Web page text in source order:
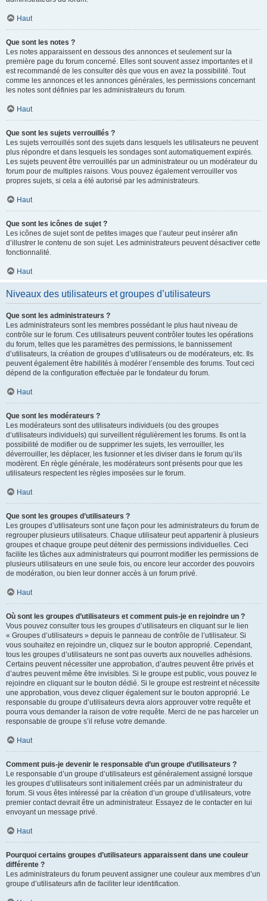
Haut
Que sont les notes ?
Les notes apparaissent en dessous des annonces et seulement sur la
première page du forum concerné. Elles sont souvent assez importantes et il
est recommandé de les consulter dès que vous en avez la possibilité. Tout
comme les annonces et les annonces générales, les permissions concernant
les notes sont définies par les administrateurs du forum.
Haut
Que sont les sujets verrouillés ?
Les sujets verrouillés sont des sujets dans lesquels les utilisateurs ne peuvent
plus répondre et dans lesquels les sondages sont automatiquement expirés.
Les sujets peuvent être verrouillés par un administrateur ou un modérateur du
forum pour de multiples raisons. Vous pouvez également verrouiller vos
propres sujets, si cela a été autorisé par les administrateurs.
Haut
Que sont les icônes de sujet ?
Les icônes de sujet sont de petites images que l’auteur peut insérer afin
d’illustrer le contenu de son sujet. Les administrateurs peuvent désactiver cette
fonctionnalité.
Haut
Niveaux des utilisateurs et groupes d’utilisateurs
Que sont les administrateurs ?
Les administrateurs sont les membres possédant le plus haut niveau de
contrôle sur le forum. Ces utilisateurs peuvent contrôler toutes les opérations
du forum, telles que les paramètres des permissions, le bannissement
d’utilisateurs, la création de groupes d’utilisateurs ou de modérateurs, etc. Ils
peuvent également être habilités à modérer l’ensemble des forums. Tout ceci
dépend de la configuration effectuée par le fondateur du forum.
Haut
Que sont les modérateurs ?
Les modérateurs sont des utilisateurs individuels (ou des groupes
d’utilisateurs individuels) qui surveillent régulièrement les forums. Ils ont la
possibilité de modifier ou de supprimer les sujets, les verrouiller, les
déverrouiller, les déplacer, les fusionner et les diviser dans le forum qu’ils
modèrent. En règle générale, les modérateurs sont présents pour que les
utilisateurs respectent les règles imposées sur le forum.
Haut
Que sont les groupes d’utilisateurs ?
Les groupes d’utilisateurs sont une façon pour les administrateurs du forum de
regrouper plusieurs utilisateurs. Chaque utilisateur peut appartenir à plusieurs
groupes et chaque groupe peut détenir des permissions individuelles. Ceci
facilite les tâches aux administrateurs qui pourront modifier les permissions de
plusieurs utilisateurs en une seule fois, ou encore leur accorder des pouvoirs
de modération, ou bien leur donner accès à un forum privé.
Haut
Où sont les groupes d’utilisateurs et comment puis-je en rejoindre un ?
Vous pouvez consulter tous les groupes d’utilisateurs en cliquant sur le lien
« Groupes d’utilisateurs » depuis le panneau de contrôle de l’utilisateur. Si
vous souhaitez en rejoindre un, cliquez sur le bouton approprié. Cependant,
tous les groupes d’utilisateurs ne sont pas ouverts aux nouvelles adhésions.
Certains peuvent nécessiter une approbation, d’autres peuvent être privés et
d’autres peuvent même être invisibles. Si le groupe est public, vous pouvez le
rejoindre en cliquant sur le bouton dédié. Si le groupe est restreint et nécessite
une approbation, vous devez cliquer également sur le bouton approprié. Le
responsable du groupe d’utilisateurs devra alors approuver votre requête et
pourra vous demander la raison de votre requête. Merci de ne pas harceler un
responsable de groupe s’il refuse votre demande.
Haut
Comment puis-je devenir le responsable d’un groupe d’utilisateurs ?
Le responsable d’un groupe d’utilisateurs est généralement assigné lorsque
les groupes d’utilisateurs sont initialement créés par un administrateur du
forum. Si vous êtes intéressé par la création d’un groupe d’utilisateurs, votre
premier contact devrait être un administrateur. Essayez de le contacter en lui
envoyant un message privé.
Haut
Pourquoi certains groupes d’utilisateurs apparaissent dans une couleur
différente ?
Les administrateurs du forum peuvent assigner une couleur aux membres d’un
groupe d’utilisateurs afin de faciliter leur identification.